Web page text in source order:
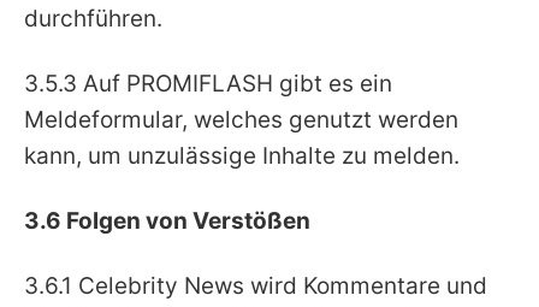
durchführen.
3.5.3 Auf PROMIFLASH gibt es ein
Meldeformular, welches genutzt werden
kann, um unzulässige Inhalte zu melden.
3.6 Folgen von Verstößen
3.6.1 Celebrity News wird Kommentare und